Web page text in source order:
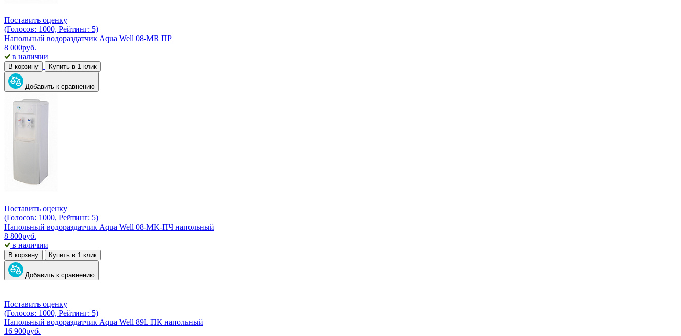
Поставить оценку
(Голосов: 1000, Рейтинг: 5)
Напольный водораздатчик Aqua Well 08-MR ПР
8 000руб.
в наличии
В корзину Купить в 1 клик
Добавить к сравнению
Поставить оценку
(Голосов: 1000, Рейтинг: 5)
Напольный водораздатчик Aqua Well 08-MK-ПЧ напольный
8 800руб.
в наличии
В корзину Купить в 1 клик
Добавить к сравнению
Поставить оценку
(Голосов: 1000, Рейтинг: 5)
Напольный водораздатчик Aqua Well 89L ПК напольный
16 900руб.